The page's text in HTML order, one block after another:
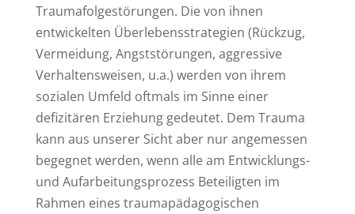
Traumafolgestörungen. Die von ihnen
entwickelten Überlebensstrategien (Rückzug,
Vermeidung, Angststörungen, aggressive
Verhaltensweisen, u.a.) werden von ihrem
sozialen Umfeld oftmals im Sinne einer
defizitären Erziehung gedeutet. Dem Trauma
kann aus unserer Sicht aber nur angemessen
begegnet werden, wenn alle am Entwicklungs-
und Aufarbeitungsprozess Beteiligten im
Rahmen eines traumapädagogischen